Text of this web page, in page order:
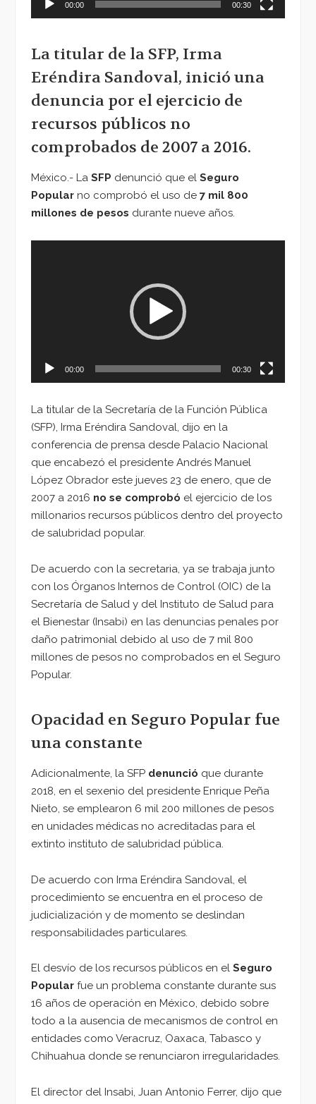
00:00 00:30
La titular de la SFP, Irma
Eréndira Sandoval, inició una
denuncia por el ejercicio de
recursos públicos no
comprobados de 2007 a 2016.
México.- La SFP denunció que el Seguro
Popular no comprobó el uso de 7 mil 800
millones de pesos durante nueve años.
00:00 00:30
La titular de la Secretaría de la Función Pública
(SFP), Irma Eréndira Sandoval, dijo en la
conferencia de prensa desde Palacio Nacional
que encabezó el presidente Andrés Manuel
López Obrador este jueves 23 de enero, que de
2007 a 2016 no se comprobó el ejercicio de los
millonarios recursos públicos dentro del proyecto
de salubridad popular.
De acuerdo con la secretaria, ya se trabaja junto
con los Órganos Internos de Control (OIC) de la
Secretaría de Salud y del Instituto de Salud para
el Bienestar (Insabi) en las denuncias penales por
daño patrimonial debido al uso de 7 mil 800
millones de pesos no comprobados en el Seguro
Popular.
Opacidad en Seguro Popular fue
una constante
Adicionalmente, la SFP denunció que durante
2018, en el sexenio del presidente Enrique Peña
Nieto, se emplearon 6 mil 200 millones de pesos
en unidades médicas no acreditadas para el
extinto instituto de salubridad pública.
De acuerdo con Irma Eréndira Sandoval, el
procedimiento se encuentra en el proceso de
judicialización y de momento se deslindan
responsabilidades particulares.
El desvío de los recursos públicos en el Seguro
Popular fue un problema constante durante sus
16 años de operación en México, debido sobre
todo a la ausencia de mecanismos de control en
entidades como Veracruz, Oaxaca, Tabasco y
Chihuahua donde se renunciaron irregularidades.
El director del Insabi, Juan Antonio Ferrer, dijo que